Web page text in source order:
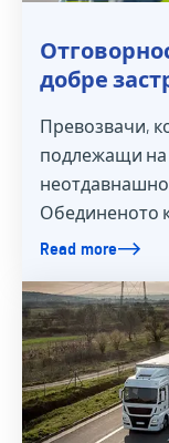
добре
Превозвачи,
подлежащи на
Обединеното
Read more